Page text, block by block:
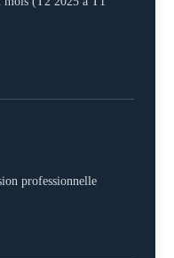
professionnelle